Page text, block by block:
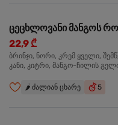
ცეცხლოვანი მანგოს
22,9 ₾
ბრინჯი, ნორი, კრემ ყველი,
კანი, კიტრი, მანგო-ჩილის
🌶️ ძალიან ცხარე 5